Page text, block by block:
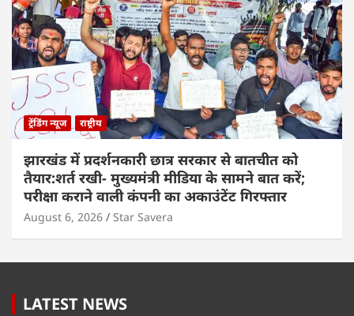
ट्रेंडिंग न्यूज राष्ट्रीय
झारखंड में प्रदर्शनकारी छात्र सरकार से बातचीत को
तैयार:शर्त रखी- मुख्यमंत्री मीडिया के सामने बात करें;
परीक्षा कराने वाली कंपनी का अकाउंटेंट गिरफ्तार
August 6, 2026 Star Savera
LATEST NEWS